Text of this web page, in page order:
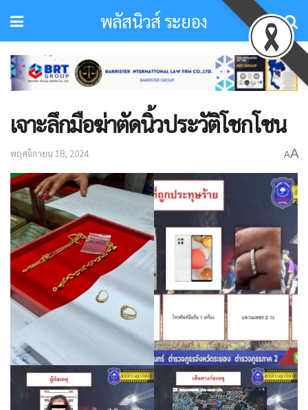
พลัสนิวส์ ระยอง
เจาะลึกมือฆ่าตัดนิ้วประวัติโชกโชน
พฤศจิกายน 18, 2024 AA